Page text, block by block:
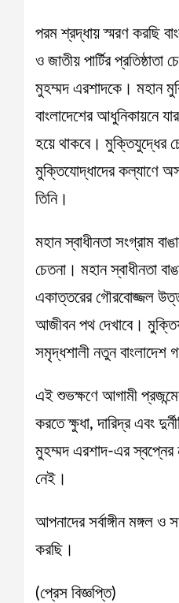
পরম শ্রদ্ধায় স্মরণ করছি
ও জাতীয় পার্টির
মুহম্মদ এরশাদকে। মহান
বাংলাদেশের আধুনিকায়নে
হয়ে থাকবে। মুক্তিযুদ্ধের
মুক্তিযোদ্ধাদের কল্যাণে
তিনি।
মহান স্বাধীনতা সংগ্রাম
চেতনা। মহান স্বাধীনতা
একাত্তরের গৌরবোজ্জল
আজীবন পথ দেখাবে।
সমৃদ্ধশালী নতুন বাংলাদেশ
এই শুভক্ষণে আগামী
করতে ক্ষুধা, দারিদ্র এবং
মুহম্মদ এরশাদ-এর স্বপ্নের
নেই।
আপনাদের সর্বাঙ্গীন মঙ্গল
করছি।
(প্রেস বিজ্ঞপ্তি)